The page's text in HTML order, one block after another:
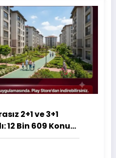
2+1 ve 3+1
12 Bin 609 Konut
Ediyor